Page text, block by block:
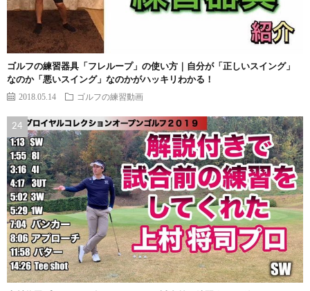
ゴルフの練習器具「フレループ」の使い方｜自分が「正しいスイング」
なのか「悪いスイング」なのかがハッキリわかる！
2018.05.14 ゴルフの練習動画